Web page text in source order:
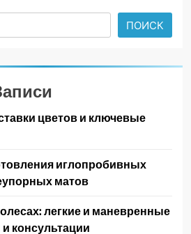
ПОИСК
цветов и ключевые
иглопробивных
матов
легкие и маневренные
консультации